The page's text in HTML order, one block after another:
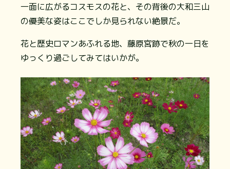
一面に広がるコスモスの花と、その背後の大和三山
の優美な姿はここでしか見られない絶景だ。
花と歴史ロマンあふれる地、藤原宮跡で秋の一日を
ゆっくり過ごしてみてはいかが。